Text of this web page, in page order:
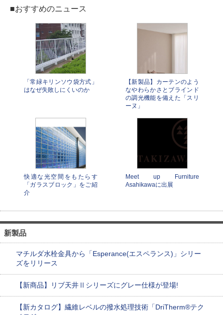
■おすすめのニュース
「常緑キリンソウ袋方式」
はなぜ失敗しにくいのか
【新製品】カーテンのよう
なやわらかさとブラインド
の調光機能を備えた「スリ
ーヌ」
快適な光空間をもたらす
「ガラスブロック」をご紹
介
Meet up Furniture
Asahikawaに出展
新製品
マチルダ水栓金具から「Esperance(エスペランス)」シリー
ズをリリース
【新商品】リブ天井Ⅱシリーズにグレー仕様が登場!
【新カタログ】繊維レベルの撥水処理技術「DriTherm®テク